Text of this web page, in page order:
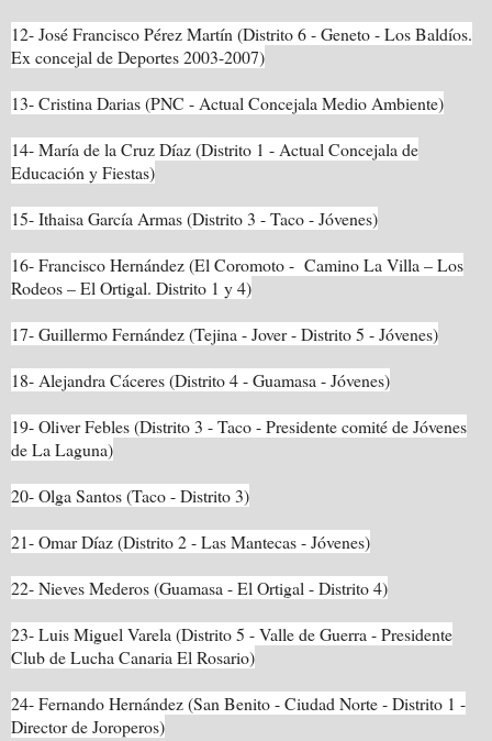
12- José Francisco Pérez Martín (Distrito 6 - Geneto - Los Baldíos.
Ex concejal de Deportes 2003-2007)
13- Cristina Darias (PNC - Actual Concejala Medio Ambiente)
14- María dela Cruz Díaz(Distrito 1 - Actual Concejala de
Educación y Fiestas)
15- Ithaisa García Armas (Distrito 3 - Taco - Jóvenes)
16- Francisco Hernández (El Coromoto - Camino La Villa – Los
Rodeos – El Ortigal. Distrito 1 y 4)
17- Guillermo Fernández (Tejina - Jover - Distrito 5 - Jóvenes)
18- Alejandra Cáceres (Distrito 4 - Guamasa - Jóvenes)
19- Oliver Febles (Distrito 3 - Taco - Presidente comité de Jóvenes
de La Laguna)
20- Olga Santos (Taco - Distrito 3)
21- Omar Díaz (Distrito 2 - Las Mantecas - Jóvenes)
22- Nieves Mederos (Guamasa - El Ortigal - Distrito 4)
23- Luis Miguel Varela (Distrito 5 - Valle de Guerra - Presidente
Club de Lucha Canaria El Rosario)
24- Fernando Hernández (San Benito - Ciudad Norte - Distrito 1 -
Director de Joroperos)